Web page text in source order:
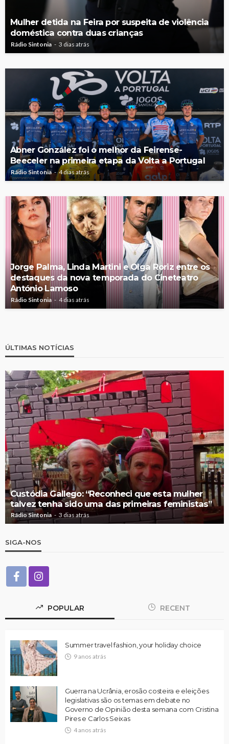
Mulher detida na Feira por suspeita de violência
doméstica contra duas crianças
Rádio Sintonia 3 dias atrás
Abner González foi o melhor da Feirense-
Beeceler na primeira etapa da Volta a Portugal
Rádio Sintonia 4 dias atrás
Jorge Palma, Linda Martini e Olga Roriz entre os
destaques da nova temporada do Cineteatro
António Lamoso
Rádio Sintonia 4 dias atrás
ÚLTIMAS NOTÍCIAS
Custódia Gallego: “Reconheci que esta mulher
talvez tenha sido uma das primeiras feministas”
Rádio Sintonia 3 dias atrás
SIGA-NOS
POPULAR RECENT
Summer travel fashion, your holiday choice
9 anos atrás
Guerra na Ucrânia, erosão costeira e eleições
legislativas são os temas em debate no
Governo de Opinião desta semana com Cristina
Pires e Carlos Seixas
4 anos atrás